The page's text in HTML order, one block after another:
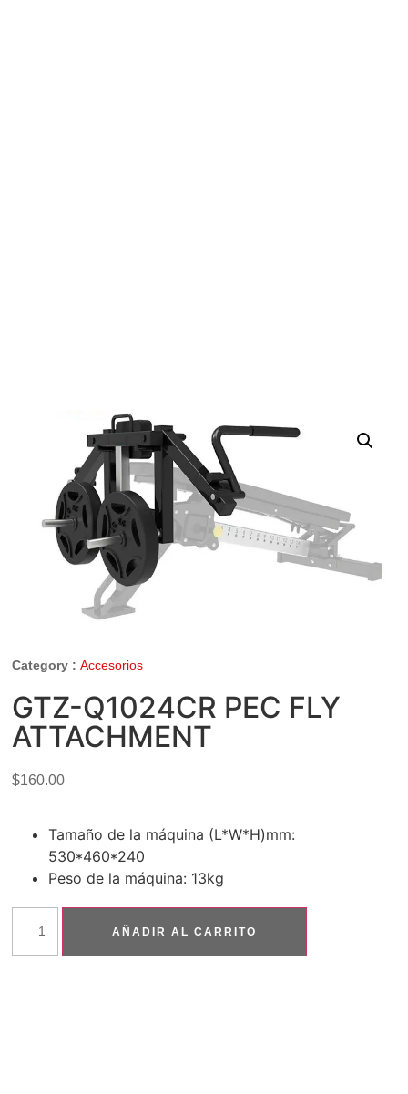
Category :Accesorios
GTZ-Q1024CR PEC FLY
ATTACHMENT
$160.00
Tamaño de la máquina (L*W*H)mm:
530*460*240
Peso de la máquina: 13kg
AÑADIR AL CARRITO